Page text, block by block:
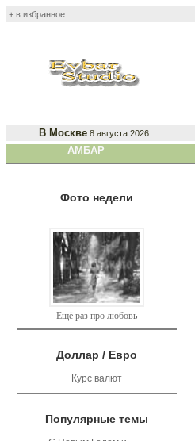
+ в избранное
В Москве8 августа 2026
АМБАР
Фото недели
Ещё раз про любовь
Доллар / Евро
Курс валют
Популярные темы